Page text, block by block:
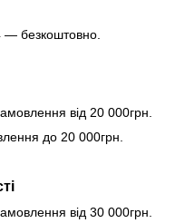
— безкоштовно.
від 20 000грн.
до 20 000грн.
від 30 000грн.